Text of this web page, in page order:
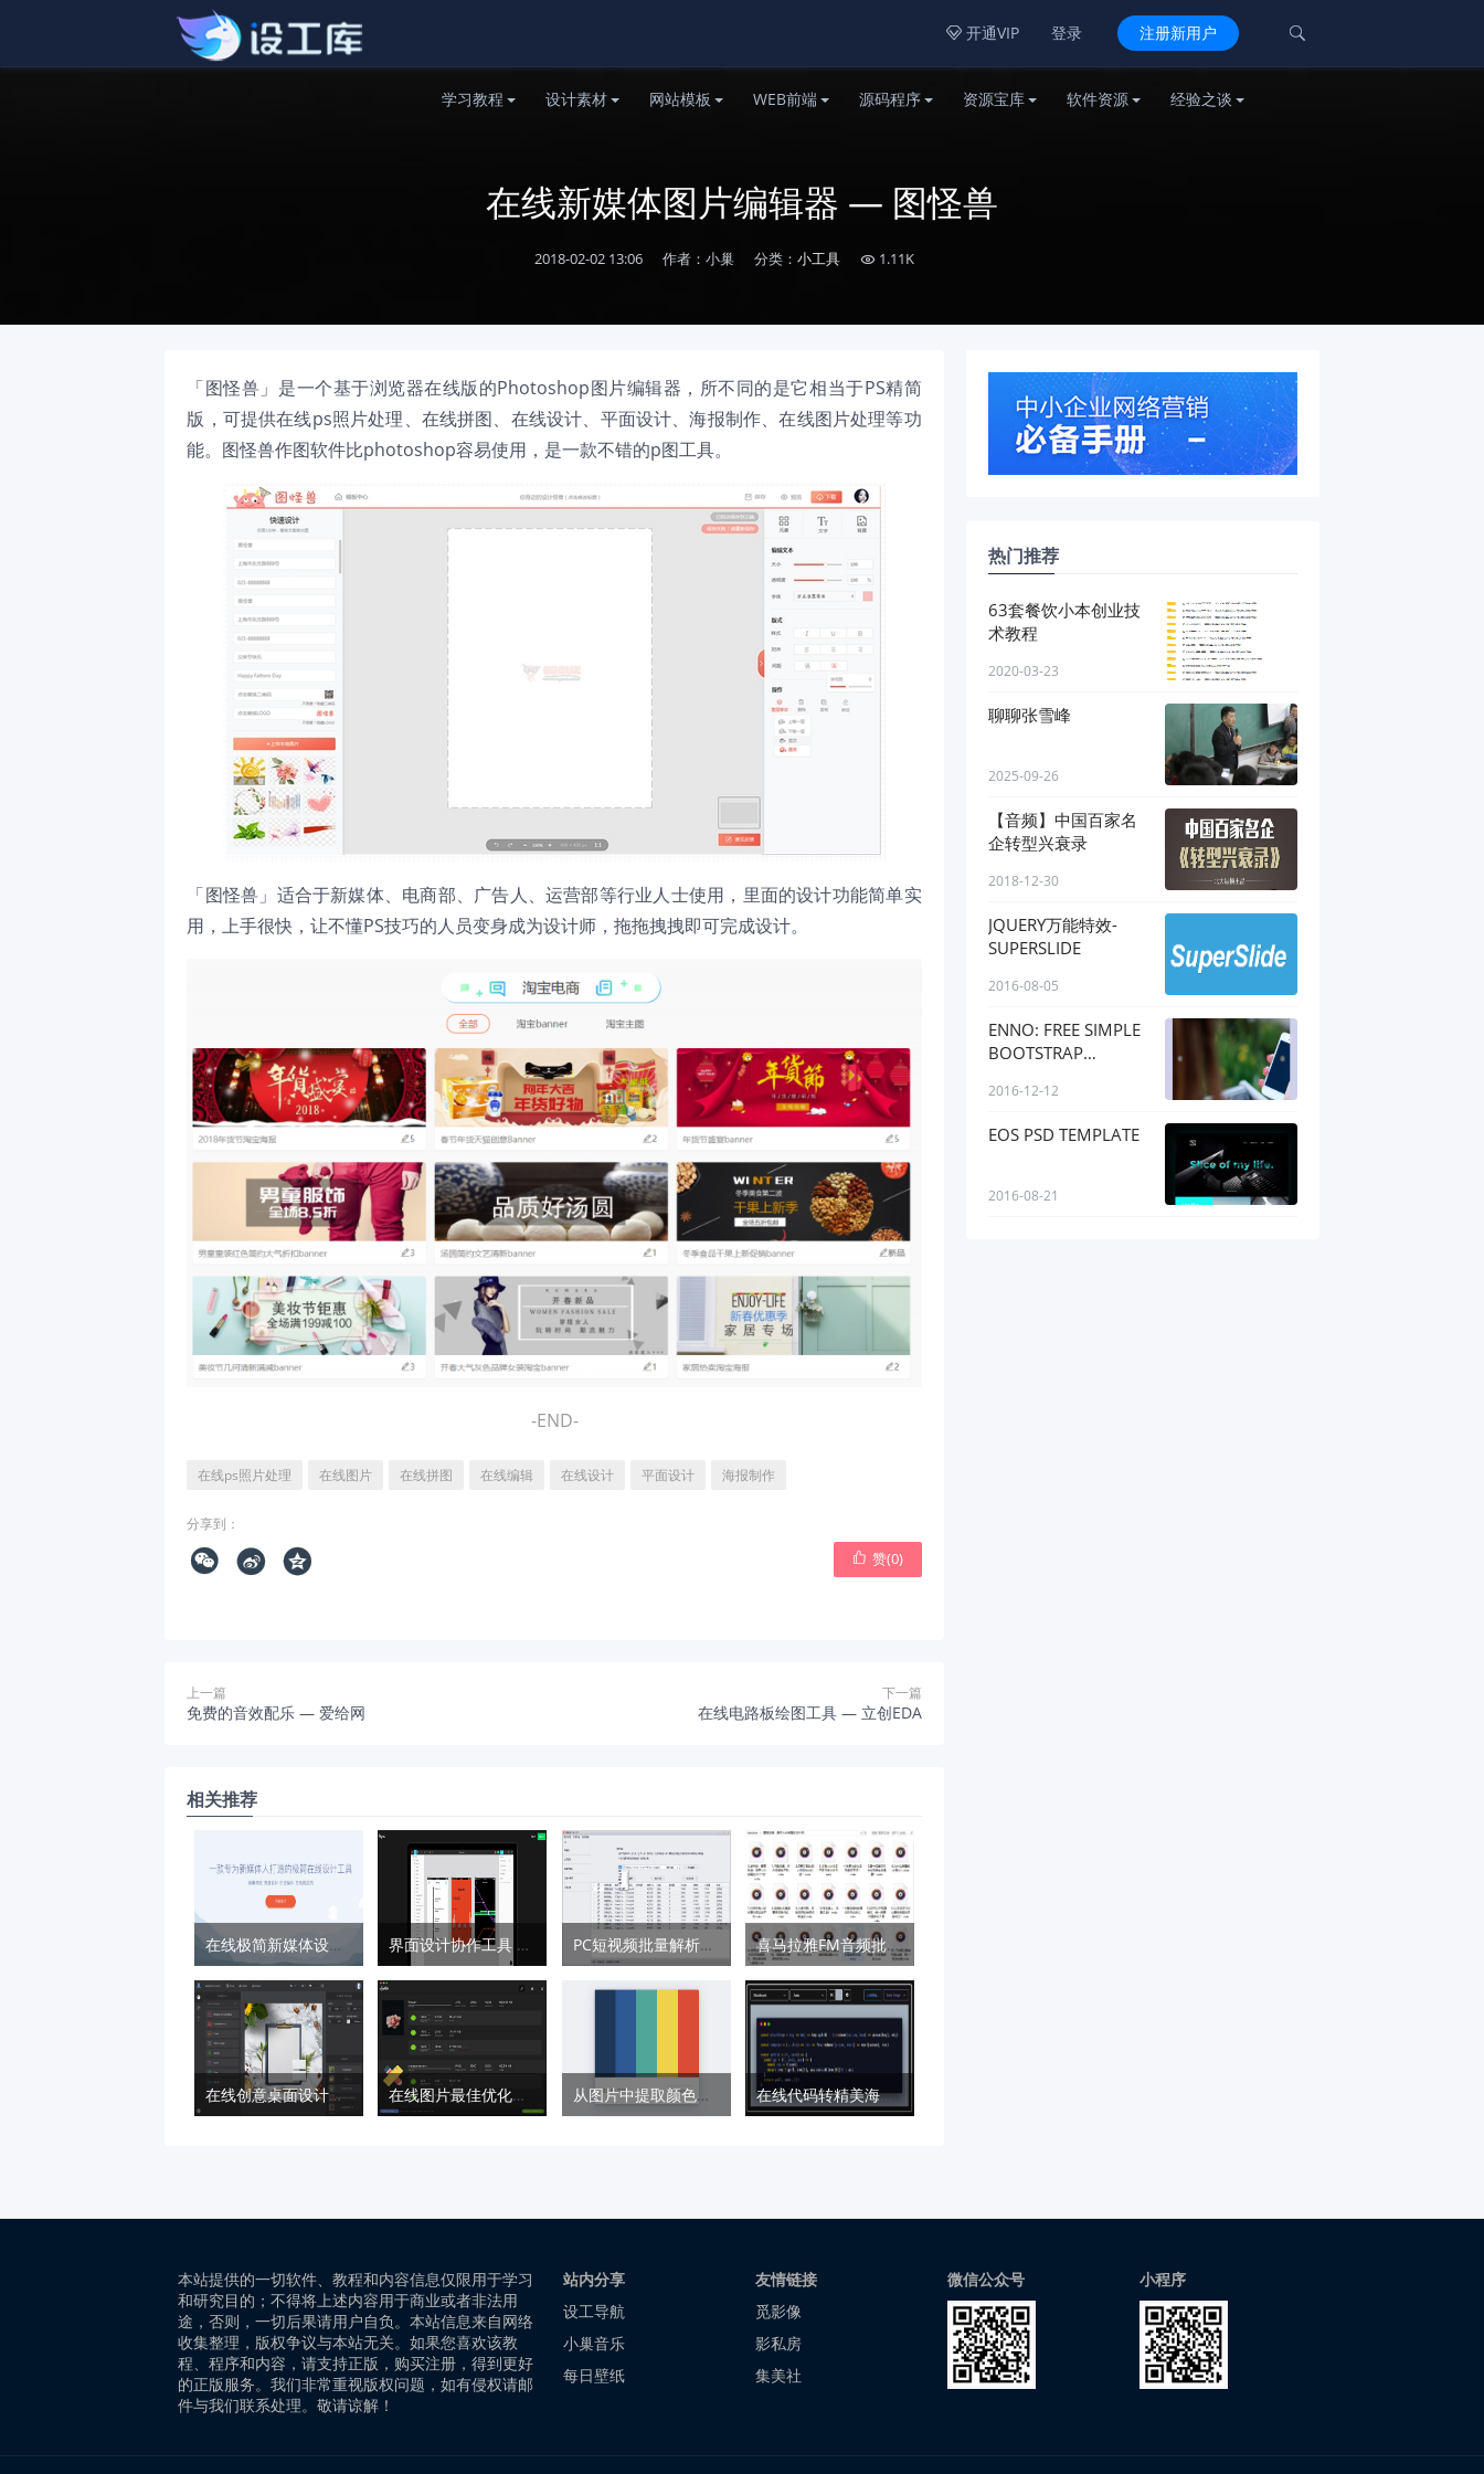
 开通VIP 登录 注册新用户 
学习教程 设计素材 网站模板 WEB前端 源码程序 资源宝库 软件资源 经验之谈
在线新媒体图片编辑器 — 图怪兽
2018-02-02 13:06 作者：小巢 分类： 小工具 1.11K
「图怪兽」是一个基于浏览器在线版的Photoshop图片编辑器，所不同的是它相当于PS精简
版，可提供在线ps照片处理、在线拼图、在线设计、平面设计、海报制作、在线图片处理等功
能。图怪兽作图软件比photoshop容易使用，是一款不错的p图工具。
「图怪兽」适合于新媒体、电商部、广告人、运营部等行业人士使用，里面的设计功能简单实
用，上手很快，让不懂PS技巧的人员变身成为设计师，拖拖拽拽即可完成设计。
-END-
在线ps照片处理 在线图片 在线拼图 在线编辑 在线设计 平面设计 海报制作
分享到：
    赞(0)
上一篇
免费的音效配乐 — 爱给网
下一篇
在线电路板绘图工具 — 立创EDA
相关推荐
在线极简新媒体设计工具 界面设计协作工具 – Figma PC短视频批量解析助手v3.0.5 喜马拉雅FM音频批量下载器
在线创意桌面设计工具 – SceneLab 在线图片最佳优化工具 – Assetizr 从图片中提取颜色工具 – ColorKitty 在线代码转精美海报工具 — Carbon
热门推荐
63套餐饮小本创业技
术教程
2020-03-23
聊聊张雪峰
2025-09-26
【音频】中国百家名
企转型兴衰录
2018-12-30
JQUERY万能特效-
SUPERSLIDE
2016-08-05
ENNO: FREE SIMPLE
BOOTSTRAP
2016-12-12
EOS PSD TEMPLATE
2016-08-21
本站提供的一切软件、教程和内容信息仅限用于学习
和研究目的；不得将上述内容用于商业或者非法用
途，否则，一切后果请用户自负。本站信息来自网络
收集整理，版权争议与本站无关。如果您喜欢该教
程、程序和内容，请支持正版，购买注册，得到更好
的正版服务。我们非常重视版权问题，如有侵权请邮
件与我们联系处理。敬请谅解！
站内分享
设工导航
小巢音乐
每日壁纸
友情链接
觅影像
影私房
集美社
微信公众号 小程序